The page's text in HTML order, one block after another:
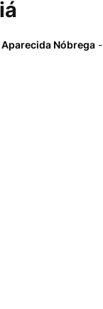
Nóbrega -